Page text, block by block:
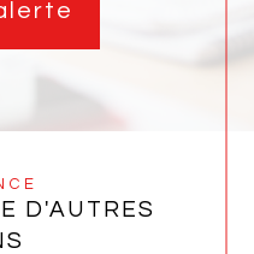
D'AUTRES